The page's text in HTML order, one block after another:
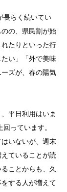
長らく続いてい
の、県民割が始
たりといった行
い」「外で美味
ズが、春の陽気
平日利用はいま
っています。
いないが、週末
ていることが読
ことからも、久
する人が増えて